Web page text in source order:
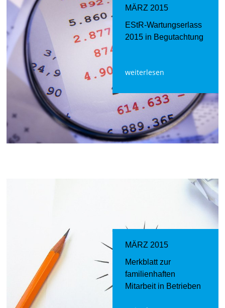
MÄRZ 2015
EStR-Wartungserlass
2015 in Begutachtung
weiterlesen
MÄRZ 2015
Merkblatt zur
familienhaften
Mitarbeit in Betrieben